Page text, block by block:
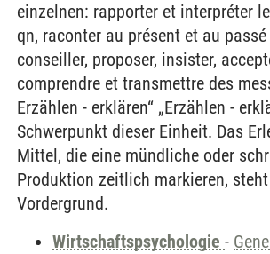
einzelnen: rapporter et interpréter
qn, raconter au présent et au
conseiller, proposer, insister,
comprendre et transmettre des
Erzählen - erklären“ „Erzählen -
Schwerpunkt dieser Einheit. Das
Mittel, die eine mündliche oder
Produktion zeitlich markieren,
Vordergrund.
Wirtschaftspsychologie -